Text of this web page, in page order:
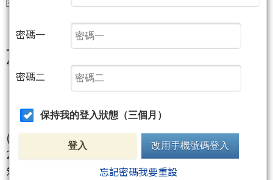
上表是1/13(四)的1日〔外本比〕與〔投本比〕排行前
40名，可留意下列個股：
《8114振樺電》
(1)去年Q4營收27.83億(季增19%)，創單季新高，
2021年稅後EPS約6元。今年Q1在美國零售客戶POS
急單推升下，營收有望創歷史同期新高
密碼一
密碼二
保持我的登入狀態（三個月）
登入 改用手機號碼登入
忘記密碼我要重設